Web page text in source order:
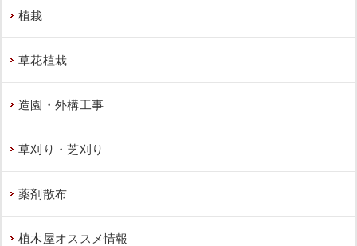
植栽
草花植栽
造園・外構工事
草刈り・芝刈り
薬剤散布
植木屋オススメ情報